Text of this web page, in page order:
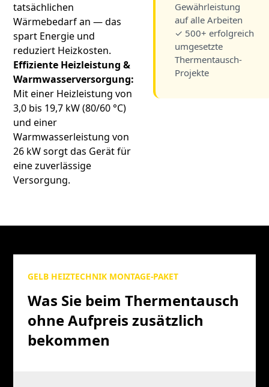
tatsächlichen
Wärmebedarf an — das
spart Energie und
reduziert Heizkosten.
Effiziente Heizleistung &
Warmwasserversorgung:
Mit einer Heizleistung von
3,0 bis 19,7 kW (80/60 °C)
und einer
Warmwasserleistung von
26 kW sorgt das Gerät für
eine zuverlässige
Versorgung.
Gewährleistung
auf alle Arbeiten
✓ 500+ erfolgreich
umgesetzte
Thermentausch-
Projekte
GELB HEIZTECHNIK MONTAGE-PAKET
Was Sie beim Thermentausch
ohne Aufpreis zusätzlich
bekommen